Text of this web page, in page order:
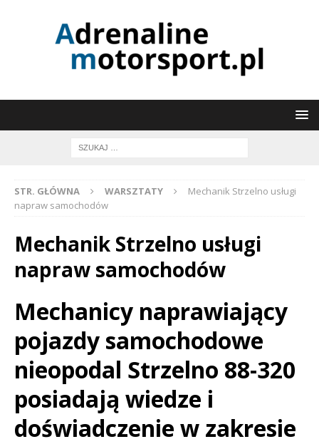
STR. GŁÓWNA WARSZTATY
Mechanik Strzelno usługi
napraw samochodów
Mechanik Strzelno usługi
napraw samochodów
Mechanicy naprawiający
pojazdy samochodowe
nieopodal Strzelno 88-320
posiadają wiedze i
doświadczenie w zakresie